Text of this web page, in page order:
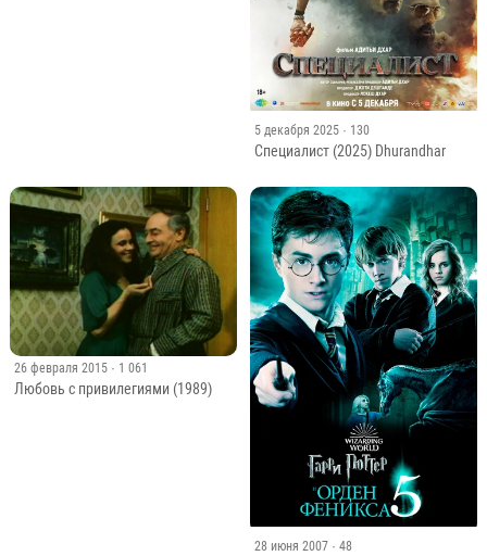
5 декабря 2025 · 130
Специалист (2025) Dhurandhar
26 февраля 2015 · 1 061
Любовь с привилегиями (1989)
28 июня 2007 · 48